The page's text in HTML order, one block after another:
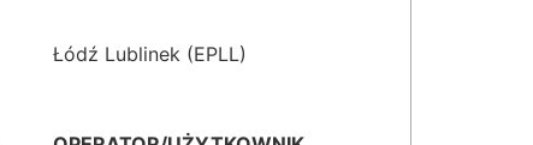
Łódź Lublinek (EPLL)